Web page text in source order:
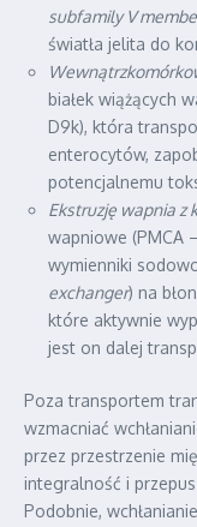
subfamily V
światła jelita do
białek wiążących
D9k), która
enterocytów,
potencjalnemu
Ekstruzję wapnia z
wapniowe (PMCA –
wymienniki
exchanger) na
które aktywnie
jest on dalej
Poza transportem
wzmacniać
przez przestrzenie
integralność i
Podobnie,